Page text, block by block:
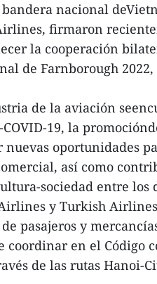
nacional
firmaron
la cooperación
de Farnborough
de la aviación
19, la
oportunidades
así como
sociedad entre los
y Turkish
pasajeros y
en el Código
de las rutas Hanoi-